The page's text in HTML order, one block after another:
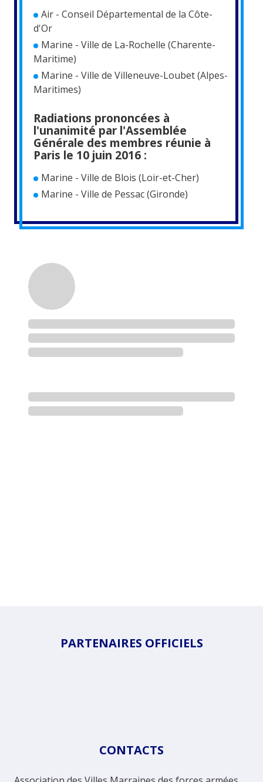
Air - Conseil Départemental de la Côte-
d'Or
Marine - Ville de La-Rochelle (Charente-
Maritime)
Marine - Ville de Villeneuve-Loubet (Alpes-
Maritimes)
Radiations prononcées à
l'unanimité par l'Assemblée
Générale des membres réunie à
Paris le 10 juin 2016 :
Marine - Ville de Blois (Loir-et-Cher)
Marine - Ville de Pessac (Gironde)
PARTENAIRES OFFICIELS
CONTACTS